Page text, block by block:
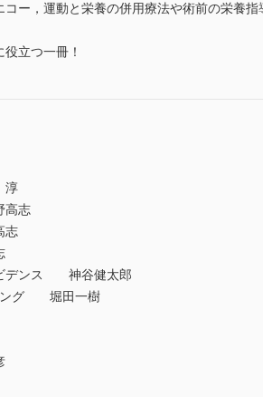
ー，運動と栄養の併用療法や術前の栄養
立つ一冊！
淳
高志
志
ビデンス 神谷健太郎
ング 堀田一樹